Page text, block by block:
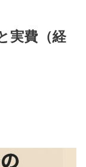
実費（経